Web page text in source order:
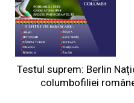
Testul suprem: Berlin
columbofiliei